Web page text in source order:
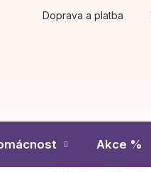
Doprava a platba
Akce %